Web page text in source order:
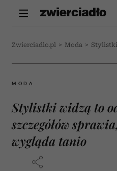
Zwierciadlo.pl > Moda > Stylistki
MODA
Stylistki widzą to
szczegółów
wygląda tanio